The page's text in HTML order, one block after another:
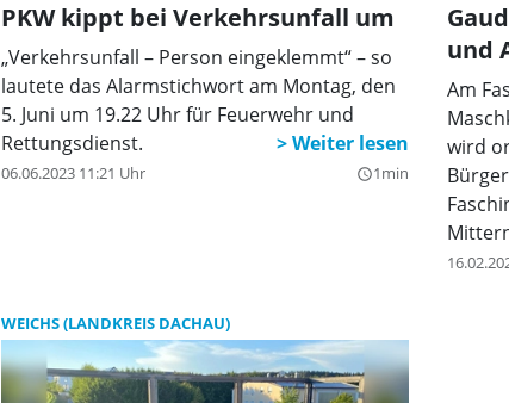
PKW kippt bei Verkehrsunfall um
„Verkehrsunfall – Person eingeklemmt“ – so
lautete das Alarmstichwort am Montag, den
5. Juni um 19.22 Uhr für Feuerwehr und
Rettungsdienst.
06.06.2023 11:21 Uhr query_builder1min
und
Am
wird
WEICHS (LANDKREIS DACHAU)